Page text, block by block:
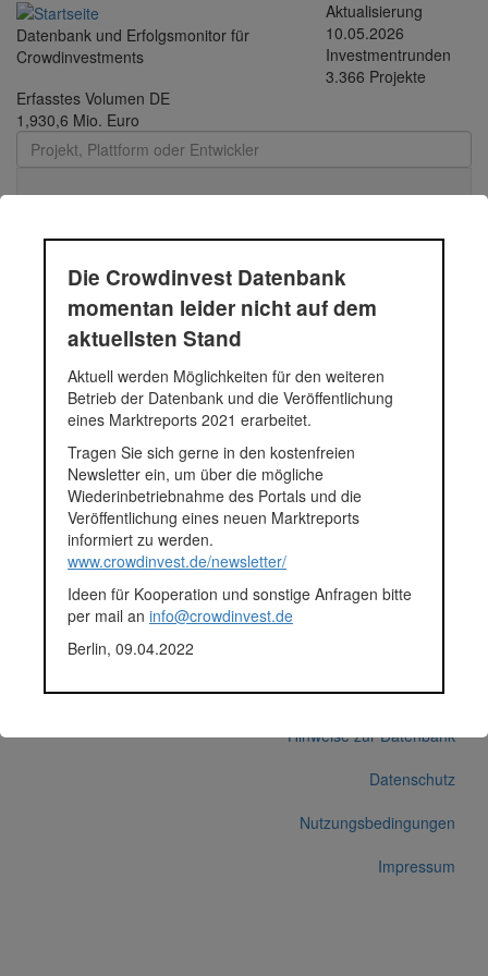
Direkt zum Inhalt
Datenbank und Erfolgsmonitor für
Crowdinvestments
Aktualisierung
10.05.2026
Investmentrunden
3.366 Projekte
Erfasstes Volumen DE
1,930,6 Mio. Euro
Toggle
Durchschnittsprojekt
05.-12.2018 - 227 |
Funding Circle Kredit |
2018
Durchschnittsprojekt 05.-12.2018
Fundingsumme
Finanziert in
2018
Anlagestatus
Nicht ausgewiesen
Plattform
Funding Circle
Hinweise zur Datenbank
Datenschutz
Nutzungsbedingungen
Impressum
Die Crowdinvest Datenbank
momentan leider nicht auf dem
aktuellsten Stand
Aktuell werden Möglichkeiten für den weiteren
Betrieb der Datenbank und die Veröffentlichung
eines Marktreports 2021 erarbeitet.
Tragen Sie sich gerne in den kostenfreien
Newsletter ein, um über die mögliche
Wiederinbetriebnahme des Portals und die
Veröffentlichung eines neuen Marktreports
informiert zu werden.
www.crowdinvest.de/newsletter/
Ideen für Kooperation und sonstige Anfragen bitte
per mail an info@crowdinvest.de
Berlin, 09.04.2022